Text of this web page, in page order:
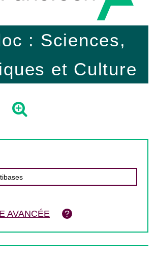
: Sciences,
et Culture
AVANCÉE